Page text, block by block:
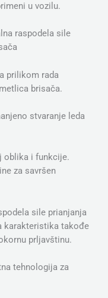
u vozilu.
raspodela sile
prilikom rada
brisača.
stvaranje leda
oblika i funkcije.
za savršen
sile prianjanja
karakteristika takođe
prljavštinu.
tehnologija za